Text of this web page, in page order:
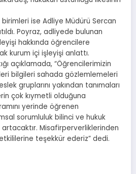
birimleri ise Adliye Müdürü Sercan
Poyraz, adliyede bulunan
hakkında öğrencilere
kurum içi işleyişi anlattı.
açıklamada, “Öğrencilerimizin
bilgileri sahada gözlemlemeleri
gruplarını yakından tanımaları
çok kıymetli olduğuna
yerinde öğrenen
sorumluluk bilinci ve hukuk
artacaktır. Misafirperverliklerinden
teşekkür ederiz” dedi.